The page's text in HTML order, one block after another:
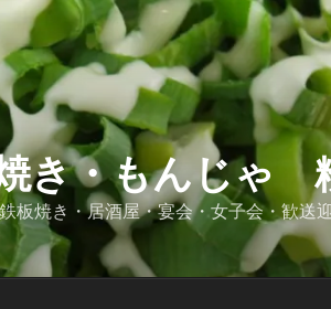
き・もんじゃ
板焼き・居酒屋・宴会・女子会・歓送